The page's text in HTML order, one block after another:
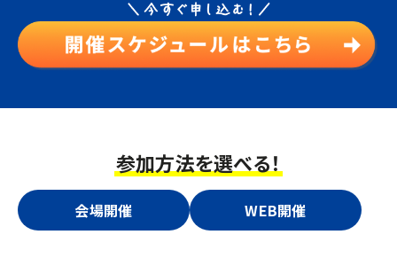
参加方法を選べる！
会場開催 WEB開催